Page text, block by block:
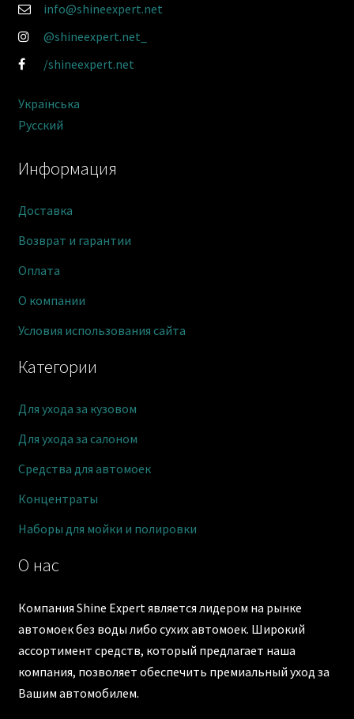
О нас
Компания Shine Expert является лидером на рынке
автомоек без воды либо сухих автомоек. Широкий
ассортимент средств, который предлагает наша
компания, позволяет обеспечить премиальный уход за
Вашим автомобилем.
Категории
Для ухода за кузовом
Для ухода за салоном
Средства для автомоек
Концентраты
Наборы для мойки и полировки
Информация
Доставка
Возврат и гарантии
Оплата
О компании
Условия использования сайта
info@shineexpert.net
@shineexpert.net_
/shineexpert.net
Українська
Русский